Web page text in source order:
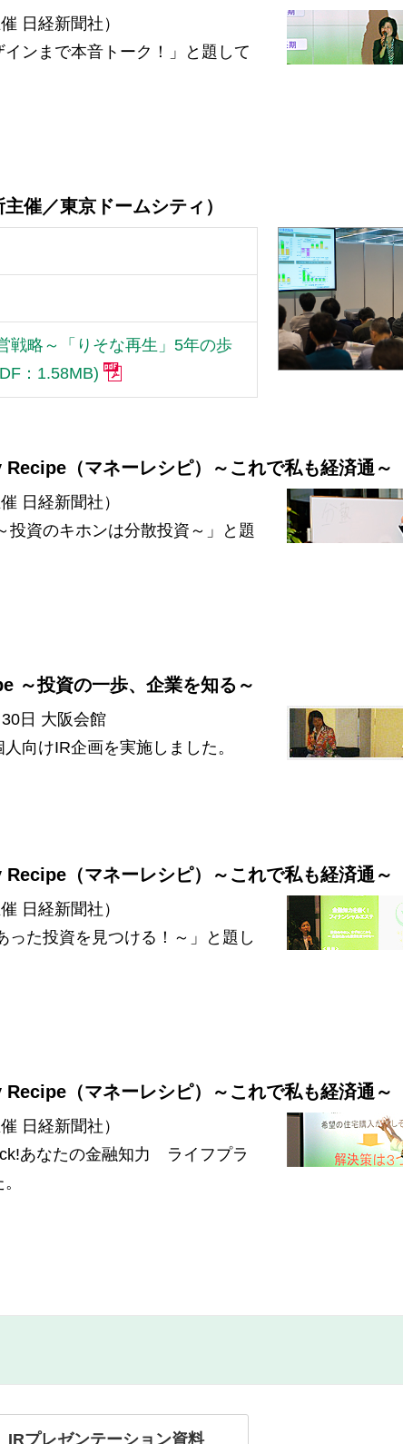
日経新聞社）
ンまで本音トーク！」と題して
催／東京ドームシティ）
戦略～「りそな再生」5年の歩
：1.58MB)
（マネーレシピ）～これで私も経済通～
日経新聞社）
投資のキホンは分散投資～」と題
～投資の一歩、企業を知る～
日 大阪会館
向けIR企画を実施しました。
（マネーレシピ）～これで私も経済通～
日経新聞社）
った投資を見つける！～」と題し
（マネーレシピ）～これで私も経済通～
日経新聞社）
あなたの金融知力 ライフプラ
IRプレゼンテーション資料